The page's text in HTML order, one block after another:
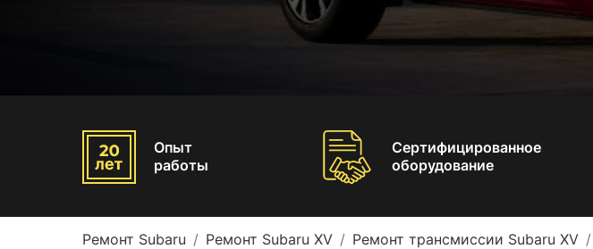
Опыт
работы
Сертифицированное
оборудование
Ремонт Subaru Ремонт Subaru XV Ремонт трансмиссии Subaru XV